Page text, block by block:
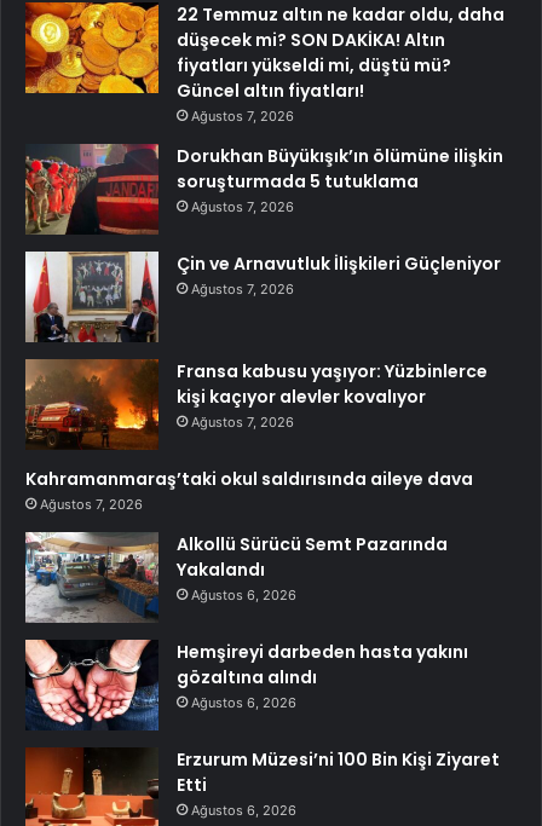
22 Temmuz altın ne kadar oldu, daha
düşecek mi? SON DAKİKA! Altın
fiyatları yükseldi mi, düştü mü?
Güncel altın fiyatları!
Ağustos 7, 2026
Dorukhan Büyükışık’ın ölümüne ilişkin
soruşturmada 5 tutuklama
Ağustos 7, 2026
Çin ve Arnavutluk İlişkileri Güçleniyor
Ağustos 7, 2026
Fransa kabusu yaşıyor: Yüzbinlerce
kişi kaçıyor alevler kovalıyor
Ağustos 7, 2026
Kahramanmaraş’taki okul saldırısında aileye dava
Ağustos 7, 2026
Alkollü Sürücü Semt Pazarında
Yakalandı
Ağustos 6, 2026
Hemşireyi darbeden hasta yakını
gözaltına alındı
Ağustos 6, 2026
Erzurum Müzesi’ni 100 Bin Kişi Ziyaret
Etti
Ağustos 6, 2026